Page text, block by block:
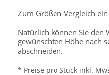
Zum Größen-Vergleich
Natürlich können Sie den
gewünschten Höhe nach
abschneiden.
* Preise pro Stück inkl.